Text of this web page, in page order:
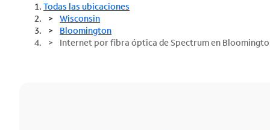
Todas las ubicaciones
Wisconsin
Bloomington
Internet por fibra óptica de Spectrum en